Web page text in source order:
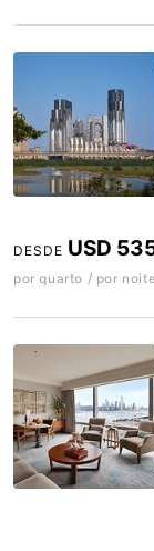
DESDE USD
por quarto / por